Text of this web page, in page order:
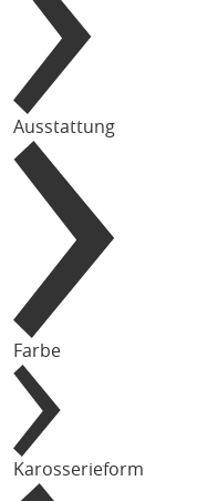
Ausstattung
Farbe
Karosserieform